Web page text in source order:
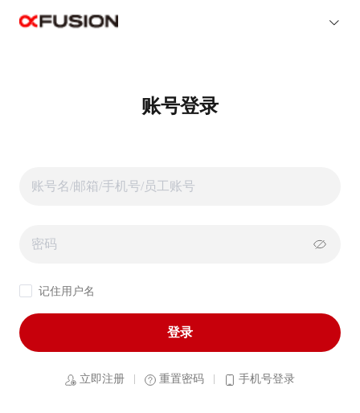
账号登录
记住用户名
登录
立即注册 重置密码 手机号登录